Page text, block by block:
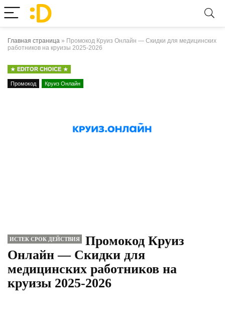
Главная страница » Промокод Круиз Онлайн — Скидки для медицинских
работников на круизы 2025-2026
EDITOR CHOICE
Промокод Круиз Онлайн
ИСТЕК СРОК ДЕЙСТВИЯ
Промокод Круиз
Онлайн — Скидки для
медицинских работников на
круизы 2025-2026